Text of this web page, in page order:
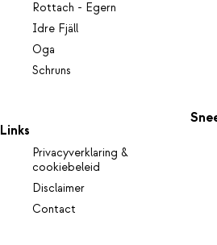
Rottach - Egern
Idre Fjäll
Oga
Schruns
Links
Privacyverklaring &
cookiebeleid
Disclaimer
Contact